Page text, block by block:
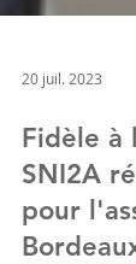
20 juil. 2023
Fidèle à